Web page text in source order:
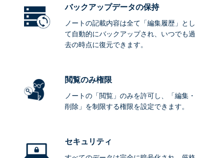
バックアップデータの保持
ノートの記載内容は全て「編集履歴」とし
て自動的にバックアップされ、いつでも過
去の時点に復元できます。
閲覧のみ権限
ノートの「閲覧」のみを許可し、「編集・
削除」を制限する権限を設定できます。
セキュリティ